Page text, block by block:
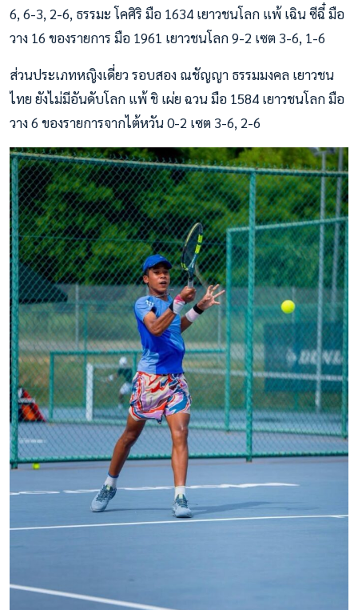
6, 6-3, 2-6, ธรรมะ โคศิริ มือ 1634 เยาวชนโลก แพ้ เฉิน ซีฉี๋ มือ
วาง 16 ของรายการ มือ 1961 เยาวชนโลก 9-2 เซต 3-6, 1-6
ส่วนประเภทหญิงเดี่ยว รอบสอง ณชัญญา ธรรมมงคล เยาวชน
ไทย ยังไม่มีอันดับโลก แพ้ ชิ เผ่ย ฉวน มือ 1584 เยาวชนโลก มือ
วาง 6 ของรายการจากไต้หวัน 0-2 เซต 3-6, 2-6